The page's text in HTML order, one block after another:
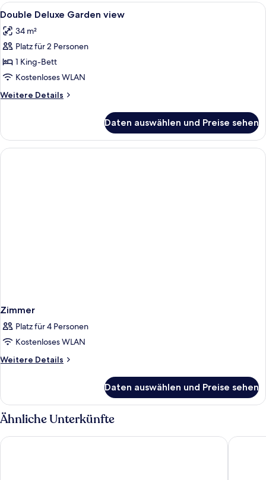
Alle
Fotos
für
Double
Deluxe
Garden
view
anzeigen
Ein Schlafzimmer mit einem großen
3
Double Deluxe Garden view
34 m²
Platz für 2 Personen
1 King-Bett
Kostenloses WLAN
Weitere Details
Weitere
Deluxe
Garden
view
Daten auswählen und Preise sehen
Zimmer
Platz für 4 Personen
Kostenloses WLAN
Weitere Details
Weitere
Daten auswählen und Preise sehen
Ähnliche Unterkünfte
Lifestyle Hotel Vitar - Adults Only Hotel